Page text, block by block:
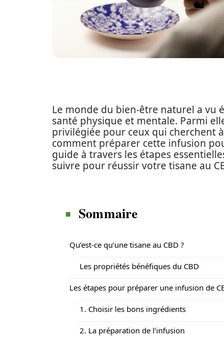
Le monde du bien-être naturel a vu
santé physique et mentale. Parmi
privilégiée pour ceux qui cherchent
comment préparer cette infusion
guide à travers les étapes
suivre pour réussir votre tisane au
Sommaire
Qu’est-ce qu’une tisane au CBD ?
Les propriétés bénéfiques du CBD
Les étapes pour préparer une infusion de
1. Choisir les bons ingrédients
2. La préparation de l’infusion